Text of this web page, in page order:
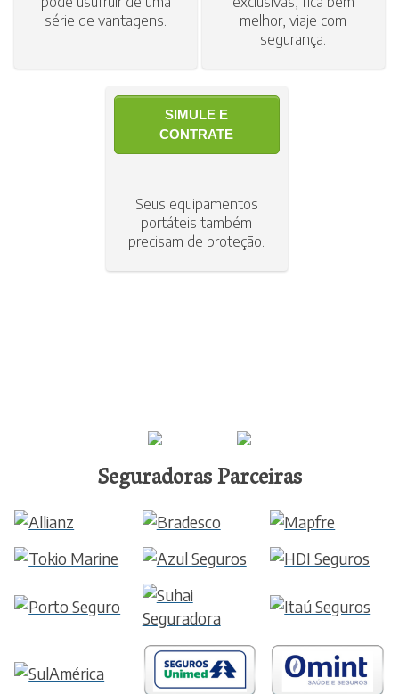
série de vantagens.
melhor, viaje com
segurança.
Seus equipamentos
portáteis também
precisam de proteção.
SIMULE E
CONTRATE
Seguradoras Parceiras